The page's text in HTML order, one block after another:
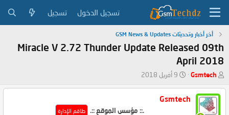
تسجيل الدخول تسجيل
أخر أخبار وتحديثات GSM News & Updates
Miracle V 2.72 Thunder Update Released 09th
April 2018
ب
د
ئ
Gsmtech
ت
ي
9 أفريل 2018
Gsmtech
.:: مؤسس الموقع ::. طاقم الإدارة